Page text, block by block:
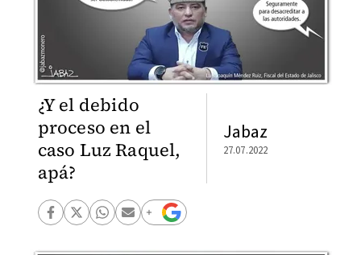
¿Y el debido
proceso en el
caso Luz Raquel,
apá?
Jabaz
27.07.2022